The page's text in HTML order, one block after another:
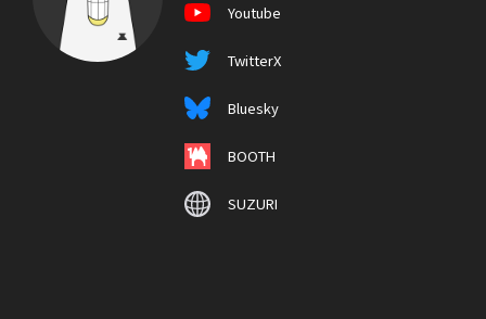
Youtube
TwitterX
Bluesky
BOOTH
SUZURI